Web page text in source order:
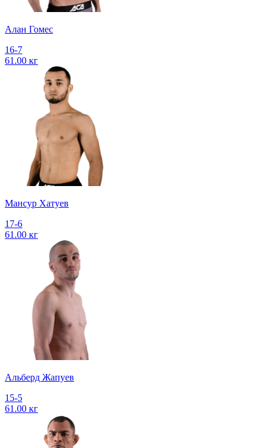
Алан Гомес
16-7
61.00 кг
Мансур Хатуев
17-6
61.00 кг
Альберд Жапуев
15-5
61.00 кг